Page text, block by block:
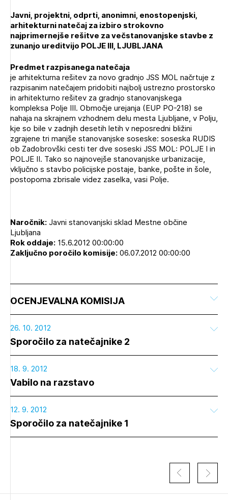
POZABLJENO GESLO
REGISTRIRAJTE SE
Javni, projektni, odprti, anonimni, enostopenjski,
arhitekturni natečaj za izbiro strokovno
najprimernejše rešitve za večstanovanjske stavbe z
zunanjo ureditvijo POLJE III, LJUBLJANA
Predmet razpisanega natečaja
je arhitekturna rešitev za novo gradnjo JSS MOL načrtuje z
razpisanim natečajem pridobiti najbolj ustrezno prostorsko
in arhitekturno rešitev za gradnjo stanovanjskega
kompleksa Polje III. Območje urejanja (EUP PO-218) se
nahaja na skrajnem vzhodnem delu mesta Ljubljane, v Polju,
kje so bile v zadnjih desetih letih v neposredni bližini
zgrajene tri manjše stanovanjske soseske: soseska RUDIS
ob Zadobrovški cesti ter dve soseski JSS MOL: POLJE I in
POLJE II. Tako so najnovejše stanovanjske urbanizacije,
vključno s stavbo policijske postaje, banke, pošte in šole,
postopoma zbrisale videz zaselka, vasi Polje.
Naročnik:Javni stanovanjski sklad Mestne občine
Ljubljana
Rok oddaje: 15.6.2012 00:00:00
Zaključno poročilo komisije:06.07.2012 00:00:00
OCENJEVALNA KOMISIJA
26. 10. 2012
Sporočilo za natečajnike 2
18. 9. 2012
Vabilo na razstavo
12. 9. 2012
Sporočilo za natečajnike 1
PRIJAVITE SE
Tedenski novičnik javnih naročil
Dnevne medijske objave
NAPREJ